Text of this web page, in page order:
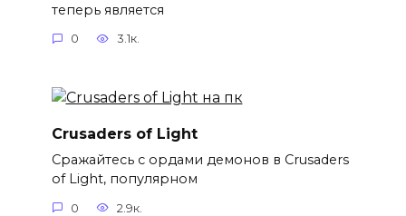
теперь является
0 3.1к.
Crusaders of Light
Сражайтесь с ордами демонов в Crusaders
of Light, популярном
0 2.9к.